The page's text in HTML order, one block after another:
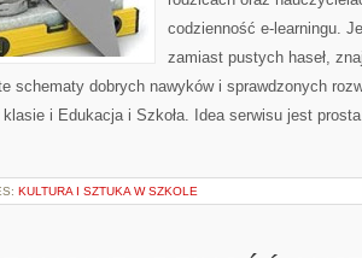
codzienność e-learningu.
zamiast pustych haseł,
schematy dobrych nawyków i sprawdzonych
klasie i Edukacja i Szkoła. Idea serwisu jest
KULTURA I SZTUKA W SZKOLE